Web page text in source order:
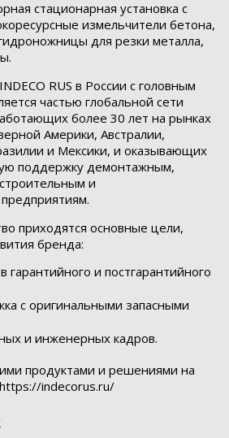
стационарная установка с
измельчители бетона,
для резки металла,
RUS в России с головным
частью глобальной сети
более 30 лет на рынках
Америки, Австралии,
и Мексики, и оказывающих
поддержку демонтажным,
и
приходятся основные цели,
бренда:
гарантийного и постгарантийного
с оригинальными запасными
и инженерных кадров.
продуктами и решениями на
indecorus.ru/